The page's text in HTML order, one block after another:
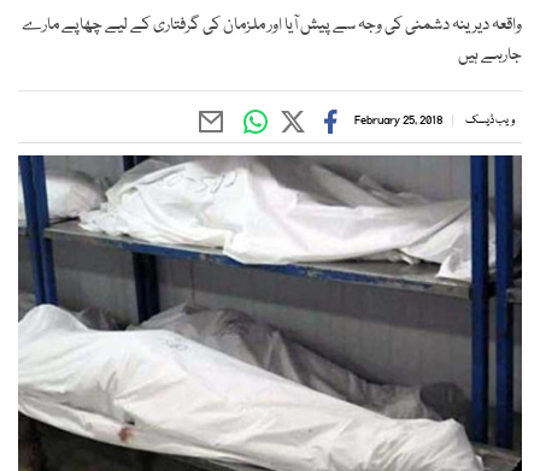
واقعہ دیرینہ دشمنی کی وجہ سے پیش آیا اور ملزمان کی گرفتاری کے لیے چھاپے مارے
جارہے ہیں
ویب ڈیسک February 25, 2018